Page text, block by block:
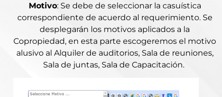
Motivo: Se debe de seleccionar la casuística
correspondiente de acuerdo al requerimiento. Se
desplegarán los motivos aplicados a la
Copropiedad, en esta parte escogeremos el motivo
alusivo al Alquiler de auditorios, Sala de reuniones,
Sala de juntas, Sala de Capacitación.